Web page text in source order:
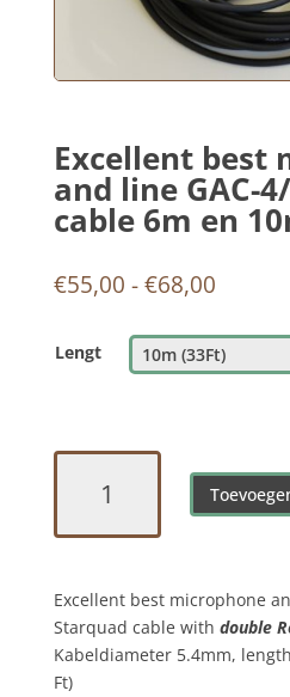
Excellent best
and line GAC-
cable 6m en
€55,00 - €68,00
tot
€68,00
Lengt
GAC-
4/1
Starquad
cable
Excellent best microphone
Starquad cable with double
Kabeldiameter 5.4mm,
Ft)